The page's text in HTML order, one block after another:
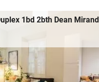
1bd 2bth Dean